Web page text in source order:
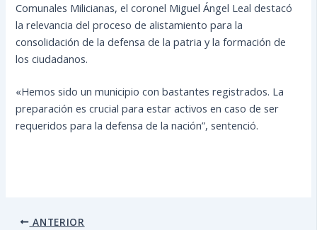
Comunales Milicianas, el coronel Miguel Ángel Leal destacó
la relevancia del proceso de alistamiento para la
consolidación de la defensa de la patria y la formación de
los ciudadanos.
«Hemos sido un municipio con bastantes registrados. La
preparación es crucial para estar activos en caso de ser
requeridos para la defensa de la nación”, sentenció.
ANTERIOR